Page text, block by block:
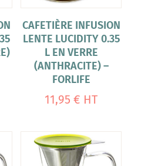
CAFETIÈRE INFUSION
LENTE LUCIDITY 0.35
L EN VERRE
(ANTHRACITE) –
FORLIFE
11,95€ HT